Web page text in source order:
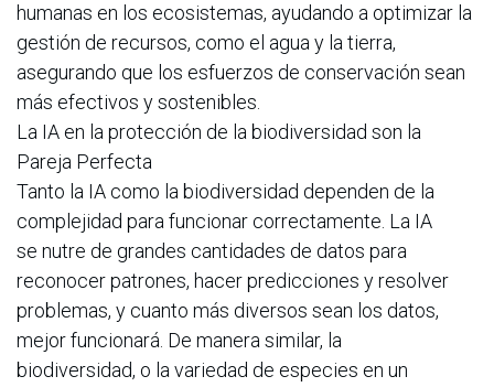
humanas en los ecosistemas, ayudando a optimizar la
gestión de recursos, como el agua y la tierra,
asegurando que los esfuerzos de conservación sean
más efectivos y sostenibles.
La IA en la protección de la biodiversidad son la
Pareja Perfecta
Tanto la IA como la biodiversidad dependen de la
complejidad para funcionar correctamente. La IA
se nutre de grandes cantidades de datos para
reconocer patrones, hacer predicciones y resolver
problemas, y cuanto más diversos sean los datos,
mejor funcionará. De manera similar, la
biodiversidad, o la variedad de especies en un